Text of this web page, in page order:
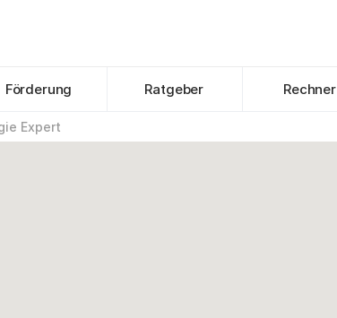
Förderung Ratgeber Rechner
Expert